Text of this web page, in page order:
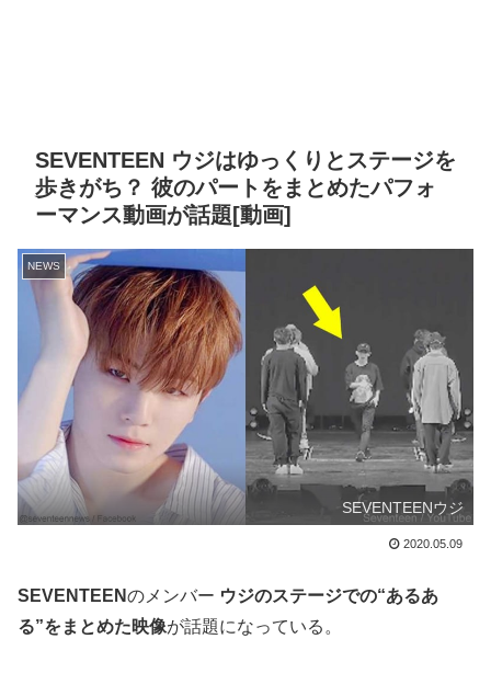
SEVENTEEN ウジはゆっくりとステージを
歩きがち？ 彼のパートをまとめたパフォ
ーマンス動画が話題[動画]
NEWS
SEVENTEENウジ
2020.05.09
SEVENTEENのメンバー ウジのステージでの“あるあ
る”をまとめた映像が話題になっている。